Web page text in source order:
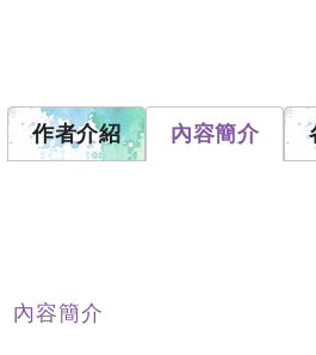
作者介紹 內容簡介
內容簡介